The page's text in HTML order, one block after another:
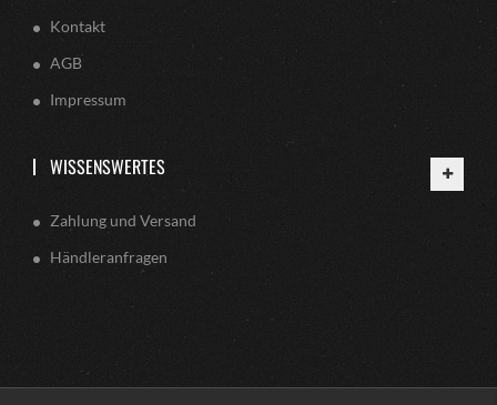
Kontakt
AGB
Impressum
WISSENSWERTES
Zahlung und Versand
Händleranfragen